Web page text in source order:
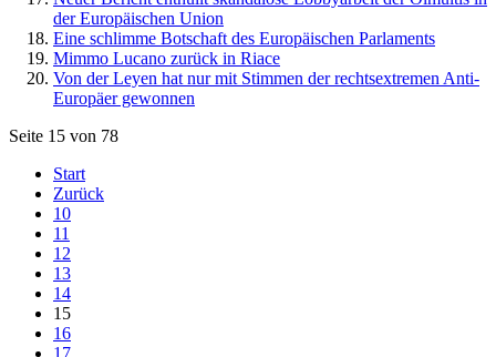
der Europäischen Union
Eine schlimme Botschaft des Europäischen Parlaments
Mimmo Lucano zurück in Riace
Von der Leyen hat nur mit Stimmen der rechtsextremen Anti-
Europäer gewonnen
Seite 15 von 78
Start
Zurück
10
11
12
13
14
15
16
17